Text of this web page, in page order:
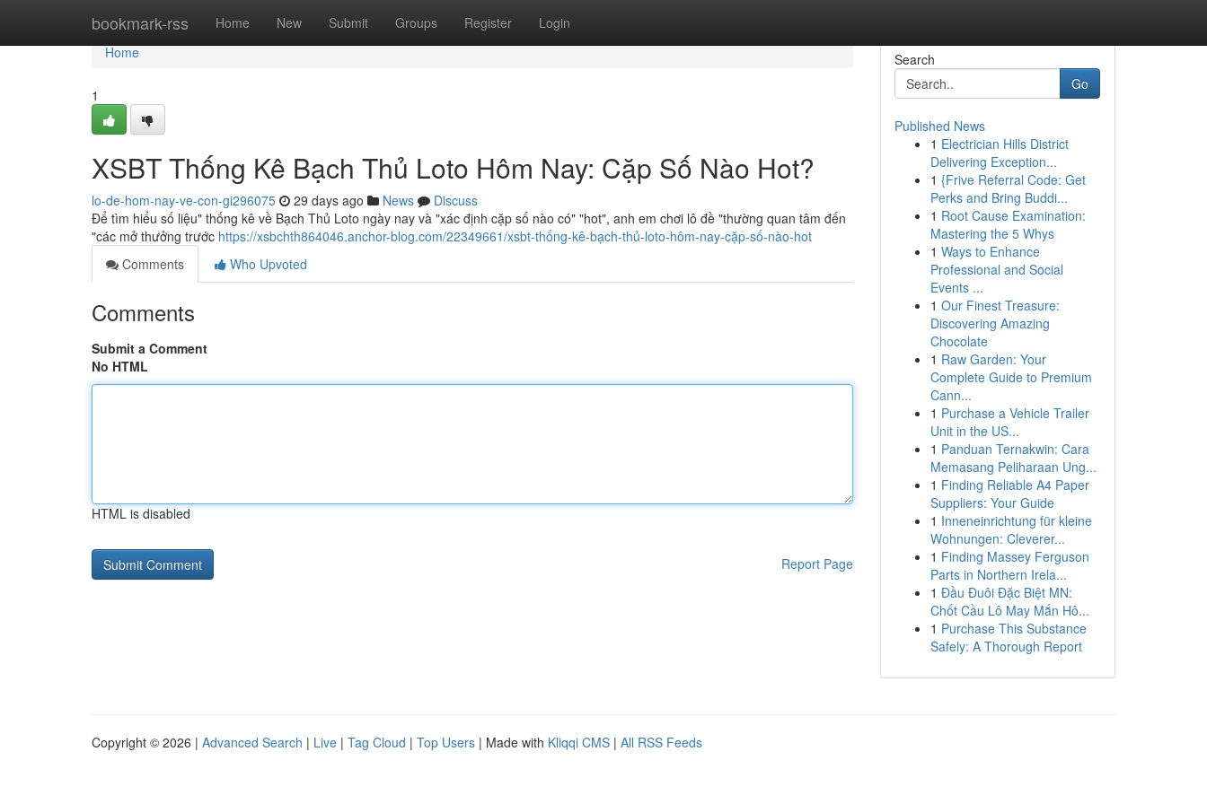
bookmark-rss Home New Submit Groups Register Login
Home
Home
1
XSBT Thống Kê Bạch Thủ Loto Hôm Nay: Cặp Số Nào Hot?
lo-de-hom-nay-ve-con-gi296075 29 days ago News
Discuss
Để tìm hiểu số liệu" thống kê về Bạch Thủ Loto ngày nay và "xác định cặp số nào có" "hot", anh em chơi lô đề "thường quan tâm đến
"các mở thưởng trước https://xsbchth864046.anchor-blog.com/22349661/xsbt-thống-kê-bạch-thủ-loto-hôm-nay-cặp-số-nào-hot
Comments
Who Upvoted
Comments
Submit a Comment
No HTML
HTML is disabled
Report Page
Search
Go
Published News
1 Electrician Hills District
Delivering Exception...
1 {Frive Referral Code: Get
Perks and Bring Buddi...
1 Root Cause Examination:
Mastering the 5 Whys
1 Ways to Enhance
Professional and Social
Events ...
1 Our Finest Treasure:
Discovering Amazing
Chocolate
1 Raw Garden: Your
Complete Guide to Premium
Cann...
1 Purchase a Vehicle Trailer
Unit in the US...
1 Panduan Ternakwin: Cara
Memasang Peliharaan Ung...
1 Finding Reliable A4 Paper
Suppliers: Your Guide
1 Inneneinrichtung für kleine
Wohnungen: Cleverer...
1 Finding Massey Ferguson
Parts in Northern Irela...
1 Đầu Đuôi Đặc Biệt MN:
Chốt Cầu Lô May Mắn Hô...
1 Purchase This Substance
Safely: A Thorough Report
Copyright © 2026 | Advanced Search | Live | Tag Cloud | Top Users | Made with Kliqqi CMS | All RSS Feeds